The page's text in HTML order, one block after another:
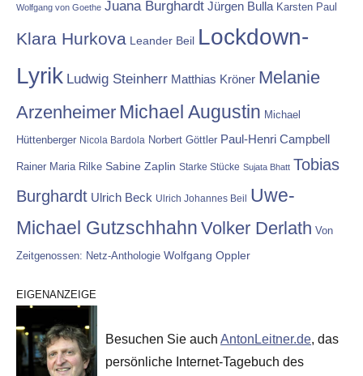
Wolfgang von Goethe Juana Burghardt Jürgen Bulla Karsten Paul
Klara Hurkova Leander Beil Lockdown-
Lyrik Ludwig Steinherr Matthias Kröner Melanie
Arzenheimer Michael Augustin Michael
Hüttenberger Nicola Bardola Norbert Göttler Paul-Henri Campbell
Rainer Maria Rilke Sabine Zaplin Starke Stücke Sujata Bhatt Tobias
Burghardt Ulrich Beck Ulrich Johannes Beil Uwe-
Michael Gutzschhahn Volker Derlath Von
Zeitgenossen: Netz-Anthologie Wolfgang Oppler
EIGENANZEIGE
Besuchen Sie auch AntonLeitner.de, das
persönliche Internet-Tagebuch des